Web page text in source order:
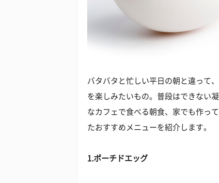
バタバタと忙しい平日の朝と違って
を楽しみたいもの。普段はできない
なカフェで食べる朝食、家でも作っ
たおすすめメニューを紹介します。
1.ポーチドエッグ